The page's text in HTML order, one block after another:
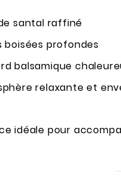
santal raffiné
boisées profondes
balsamique
relaxante et
idéale pour